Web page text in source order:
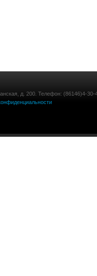
д. 200. Телефон: (86146)4-30-